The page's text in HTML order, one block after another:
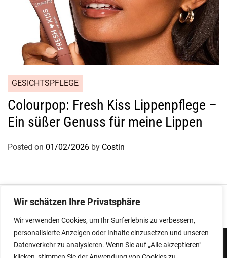
Wir schätzen Ihre Privatsphäre
Wir verwenden Cookies, um Ihr Surferlebnis zu verbessern,
personalisierte Anzeigen oder Inhalte einzusetzen und unseren
Datenverkehr zu analysieren. Wenn Sie auf „Alle akzeptieren"
GESICHTSPFLEGE
Colourpop: Fresh Kiss Lippenpflege –
Ein süßer Genuss für meine Lippen
Posted on 01/02/2026 by Costin